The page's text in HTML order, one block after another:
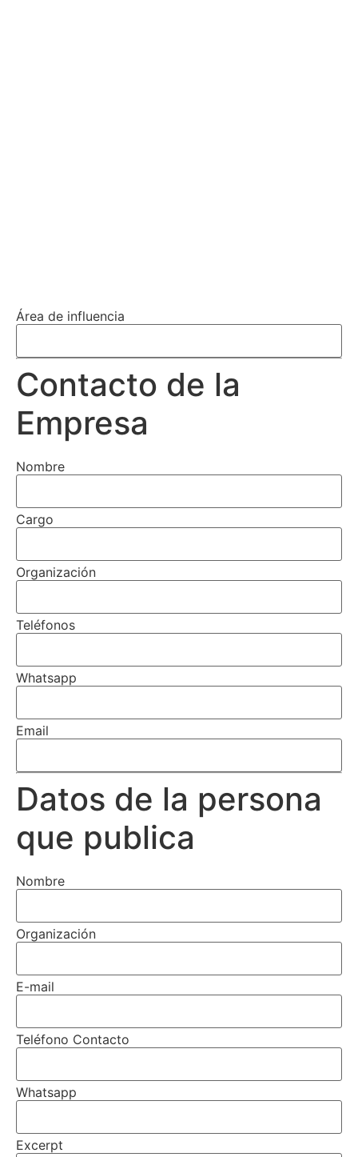
Área de influencia
Contacto de la
Empresa
Nombre
Cargo
Organización
Teléfonos
Whatsapp
Email
Datos de la persona
que publica
Nombre
Organización
E-mail
Teléfono Contacto
Whatsapp
Excerpt